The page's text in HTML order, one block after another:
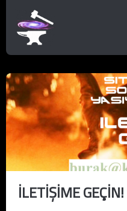
İLETİŞİME GEÇİN!